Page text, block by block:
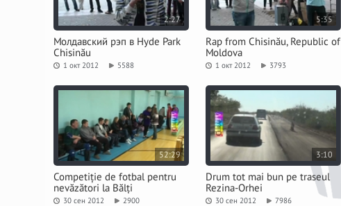
2:27
Молдавский рэп в Hyde Park
Chisinău
1 окт 2012 5588
5:35
Rap from Chisinău, Republic of
Moldova
1 окт 2012 3793
52:29
Competiție de fotbal pentru
nevăzători la Bălți
30 сен 2012 2900
3:10
Drum tot mai bun pe traseul
Rezina-Orhei
30 сен 2012 7986